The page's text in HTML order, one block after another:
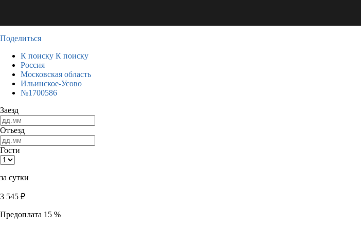
Поделиться
К поиску К поиску
Россия
Московская область
Ильинское-Усово
№1700586
Заезд
Отъезд
Гости
за сутки
3 545 ₽
Предоплата 15 %